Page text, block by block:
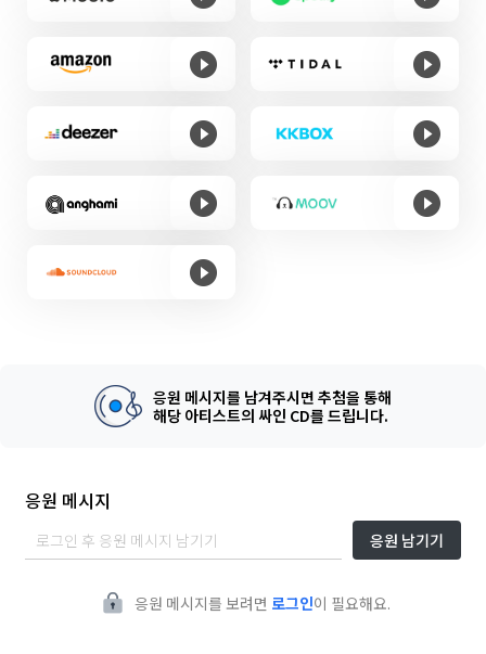
응원 메시지를 남겨주시면 추첨을 통해
해당 아티스트의 싸인 CD를 드립니다.
응원 메시지
응원 남기기
응원 메시지를 보려면 로그인이 필요해요.